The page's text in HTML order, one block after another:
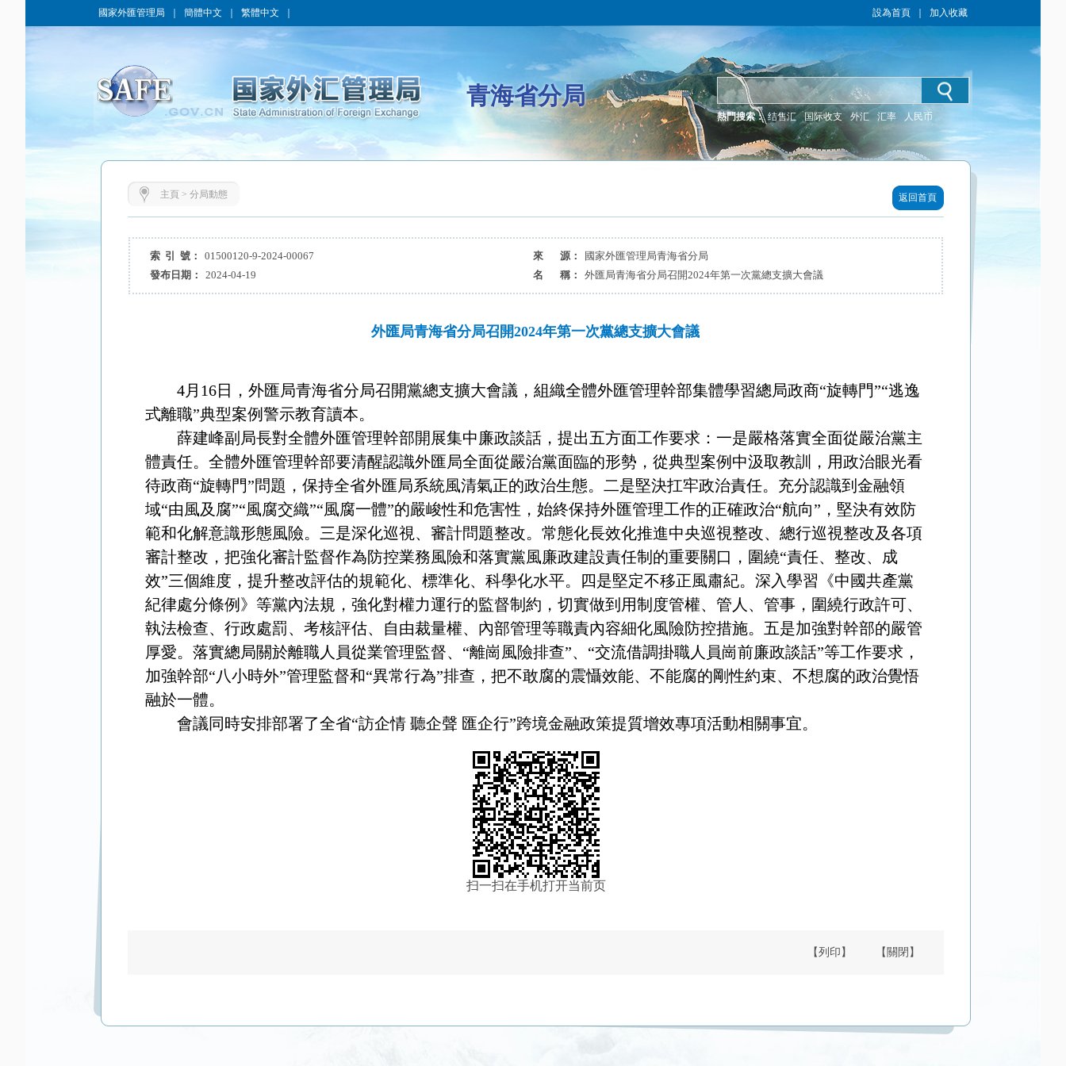
國家外匯管理局 簡體中文 繁體中文 設為首頁 加入收藏
青海省分局
熱門搜索： 结售汇 国际收支 外汇 汇率 人民币
主頁 > 分局動態 返回首頁
索 引 號： 01500120-9-2024-00067 來 源：
國家外匯管理局青海省分局
發布日期：
2024-04-19 名 稱： 外匯局青海省分局召開2024年第一次黨總支擴大會議
外匯局青海省分局召開2024年第一次黨總支擴大會議
4月16日，外匯局青海省分局召開黨總支擴大會議，組織全體外匯管理幹部集體學習總局政商“旋轉門”“逃逸
式離職”典型案例警示教育讀本。
薛建峰副局長對全體外匯管理幹部開展集中廉政談話，提出五方面工作要求：一是嚴格落實全面從嚴治黨主
體責任。全體外匯管理幹部要清醒認識外匯局全面從嚴治黨面臨的形勢，從典型案例中汲取教訓，用政治眼光看
待政商“旋轉門”問題，保持全省外匯局系統風清氣正的政治生態。二是堅決扛牢政治責任。充分認識到金融領
域“由風及腐”“風腐交織”“風腐一體”的嚴峻性和危害性，始終保持外匯管理工作的正確政治“航向”，堅決有效防
範和化解意識形態風險。三是深化巡視、審計問題整改。常態化長效化推進中央巡視整改、總行巡視整改及各項
審計整改，把強化審計監督作為防控業務風險和落實黨風廉政建設責任制的重要關口，圍繞“責任、整改、成
效”三個維度，提升整改評估的規範化、標準化、科學化水平。四是堅定不移正風肅紀。深入學習《中國共產黨
紀律處分條例》等黨內法規，強化對權力運行的監督制約，切實做到用制度管權、管人、管事，圍繞行政許可、
執法檢查、行政處罰、考核評估、自由裁量權、內部管理等職責內容細化風險防控措施。五是加強對幹部的嚴管
厚愛。落實總局關於離職人員從業管理監督、“離崗風險排查”、“交流借調掛職人員崗前廉政談話”等工作要求，
加強幹部“八小時外”管理監督和“異常行為”排查，把不敢腐的震懾效能、不能腐的剛性約束、不想腐的政治覺悟
融於一體。
會議同時安排部署了全省“訪企情 聽企聲 匯企行”跨境金融政策提質增效專項活動相關事宜。
扫一扫在手机打开当前页
【列印】 【關閉】